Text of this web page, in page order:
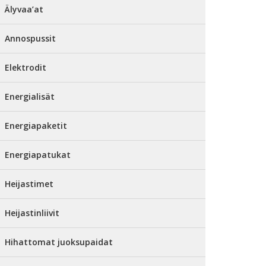
Älyvaa’at
Annospussit
Elektrodit
Energialisät
Energiapaketit
Energiapatukat
Heijastimet
Heijastinliivit
Hihattomat juoksupaidat